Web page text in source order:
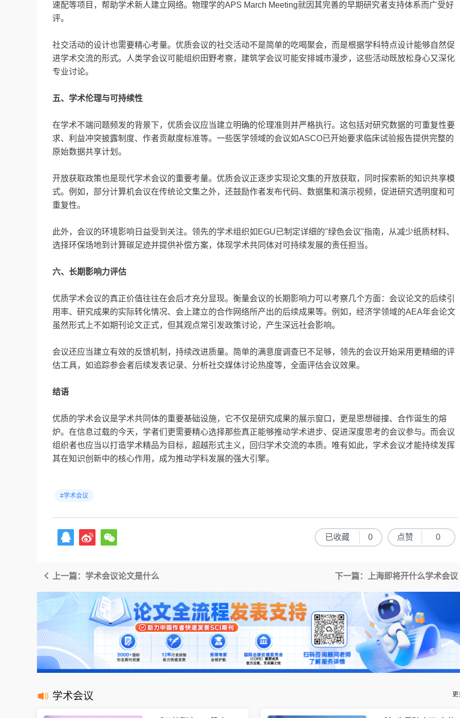
速配等项目，帮助学术新人建立网络。物理学的APS March Meeting就因其完善的早期研究者支持体系而广受好
评。
社交活动的设计也需要精心考量。优质会议的社交活动不是简单的吃喝聚会，而是根据学科特点设计能够自然促
进学术交流的形式。人类学会议可能组织田野考察，建筑学会议可能安排城市漫步，这些活动既放松身心又深化
专业讨论。
五、学术伦理与可持续性
在学术不端问题频发的背景下，优质会议应当建立明确的伦理准则并严格执行。这包括对研究数据的可重复性要
求、利益冲突披露制度、作者贡献度标准等。一些医学领域的会议如ASCO已开始要求临床试验报告提供完整的
原始数据共享计划。
开放获取政策也是现代学术会议的重要考量。优质会议正逐步实现论文集的开放获取，同时探索新的知识共享模
式。例如，部分计算机会议在传统论文集之外，还鼓励作者发布代码、数据集和演示视频，促进研究透明度和可
重复性。
此外，会议的环境影响日益受到关注。领先的学术组织如EGU已制定详细的"绿色会议"指南，从减少纸质材料、
选择环保场地到计算碳足迹并提供补偿方案，体现学术共同体对可持续发展的责任担当。
六、长期影响力评估
优质学术会议的真正价值往往在会后才充分显现。衡量会议的长期影响力可以考察几个方面：会议论文的后续引
用率、研究成果的实际转化情况、会上建立的合作网络所产出的后续成果等。例如，经济学领域的AEA年会论文
虽然形式上不如期刊论文正式，但其观点常引发政策讨论，产生深远社会影响。
会议还应当建立有效的反馈机制，持续改进质量。简单的满意度调查已不足够，领先的会议开始采用更精细的评
估工具，如追踪参会者后续发表记录、分析社交媒体讨论热度等，全面评估会议效果。
结语
优质的学术会议是学术共同体的重要基础设施，它不仅是研究成果的展示窗口，更是思想碰撞、合作诞生的熔
炉。在信息过载的今天，学者们更需要精心选择那些真正能够推动学术进步、促进深度思考的会议参与。而会议
组织者也应当以打造学术精品为目标，超越形式主义，回归学术交流的本质。唯有如此，学术会议才能持续发挥
其在知识创新中的核心作用，成为推动学科发展的强大引擎。
#学术会议
已收藏 0 点赞 0
上一篇：学术会议论文是什么 下一篇：上海即将开什么学术会议
学术会议 更